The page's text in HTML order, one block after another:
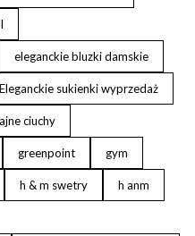
eleganckie bluzki damskie
Eleganckie sukienki wyprzedaż
ciuchy
greenpoint gym
h & m swetry h anm